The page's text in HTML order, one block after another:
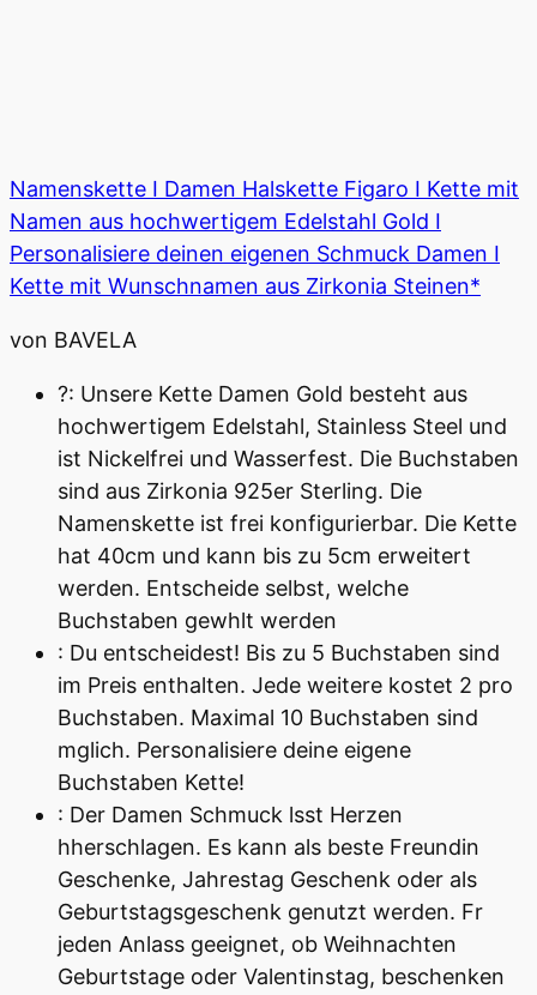
Namenskette I Damen Halskette Figaro I Kette mit
Namen aus hochwertigem Edelstahl Gold I
Personalisiere deinen eigenen Schmuck Damen I
Kette mit Wunschnamen aus Zirkonia Steinen*
von BAVELA
?: Unsere Kette Damen Gold besteht aus
hochwertigem Edelstahl, Stainless Steel und
ist Nickelfrei und Wasserfest. Die Buchstaben
sind aus Zirkonia 925er Sterling. Die
Namenskette ist frei konfigurierbar. Die Kette
hat 40cm und kann bis zu 5cm erweitert
werden. Entscheide selbst, welche
Buchstaben gewhlt werden
: Du entscheidest! Bis zu 5 Buchstaben sind
im Preis enthalten. Jede weitere kostet 2 pro
Buchstaben. Maximal 10 Buchstaben sind
mglich. Personalisiere deine eigene
Buchstaben Kette!
: Der Damen Schmuck lsst Herzen
hherschlagen. Es kann als beste Freundin
Geschenke, Jahrestag Geschenk oder als
Geburtstagsgeschenk genutzt werden. Fr
jeden Anlass geeignet, ob Weihnachten
Geburtstage oder Valentinstag, beschenken